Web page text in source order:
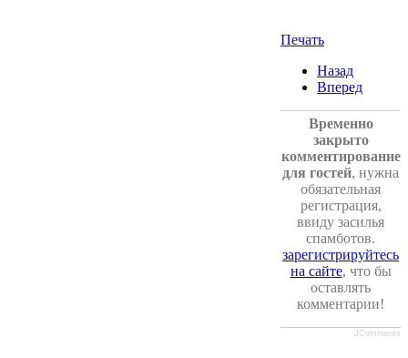
Печать
Назад
Вперед
Временно
закрыто
комментирование
для гостей, нужна
обязательная
регистрация,
ввиду засилья
спамботов.
зарегистрируйтесь
на сайте, что бы
оставлять
комментарии!
JComments